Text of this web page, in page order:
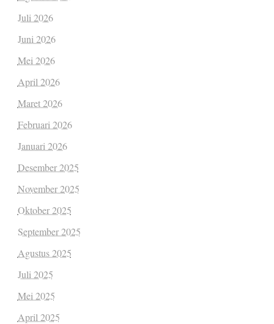
Juli 2026
Juni 2026
Mei 2026
April 2026
Maret 2026
Februari 2026
Januari 2026
Desember 2025
November 2025
Oktober 2025
September 2025
Agustus 2025
Juli 2025
Mei 2025
April 2025